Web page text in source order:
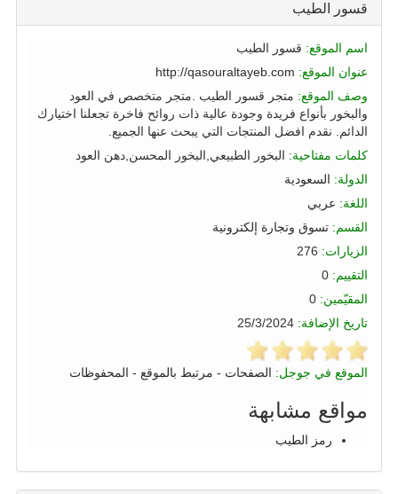
قسور الطيب
اسم الموقع: قسور الطيب
عنوان الموقع: http://qasouraltayeb.com
وصف الموقع: متجر قسور الطيب .متجر متخصص في العود
والبخور بأنواع فريدة وجودة عالية ذات روائح فاخرة تجعلنا اختيارك
الدائم. نقدم افضل المنتجات التي يبحث عنها الجميع.
كلمات مفتاحية: البخور الطبيعي,البخور المحسن,دهن العود
الدولة: السعودية
اللغة: عربي
القسم: تسوق وتجارة إلكترونية
الزيارات:
التقييم:
المقيّمين:
تاريخ الإضافة:
الموقع في جوجل: الصفحات - مرتبط بالموقع - المحفوظات
مواقع مشابهة
رمز الطيب